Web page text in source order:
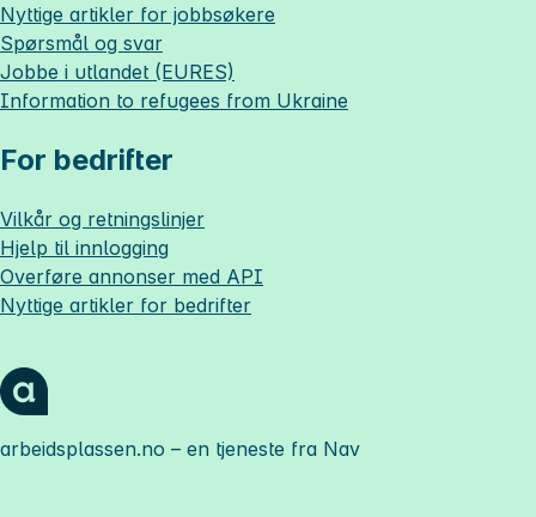
Nyttige artikler for jobbsøkere
Spørsmål og svar
Jobbe i utlandet (EURES)
Information to refugees from Ukraine
For bedrifter
Vilkår og retningslinjer
Hjelp til innlogging
Overføre annonser med API
Nyttige artikler for bedrifter
arbeidsplassen.no – en tjeneste fra Nav